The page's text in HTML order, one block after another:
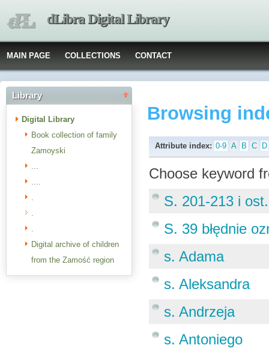
dLibra Digital Library
MAIN PAGE COLLECTIONS CONTACT
Library
Digital Library
Book collection of family
Zamoyski
...
....
.
.
.
Digital archive of children
from the Zamość region
Browsing
Attribute index: 0-9 A B C D
Choose keyword
S. 201-213 i
S. 39 błędnie
s. Adama
s. Aleksandra
s. Andrzeja
s. Antoniego